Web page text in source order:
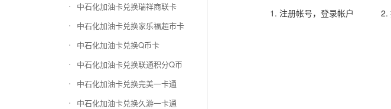
中石化加油卡兑换瑞祥商联卡
中石化加油卡兑换家乐福超市卡
中石化加油卡兑换Q币卡
中石化加油卡兑换联通积分Q币
中石化加油卡兑换完美一卡通
中石化加油卡兑换久游一卡通
1. 注册帐号，登录帐户 2.